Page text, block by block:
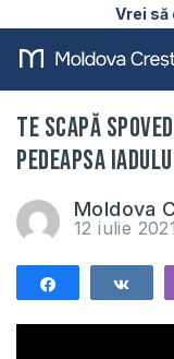
Vrei să
Te scapă
pedeapsa
Moldova
12 iulie 2021